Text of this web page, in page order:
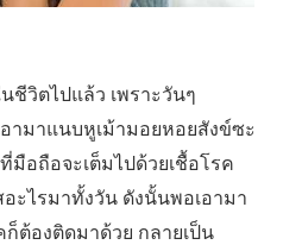
ชีวิตไปแล้ว เพราะวันๆ
ามาแนบหูเม้ามอยหอยสังข์ซะ
มือถือจะเต็มไปด้วยเชื้อโรค
ะไรมาทั้งวัน ดังนั้นพอเอามา
ต้องติดมาด้วย กลายเป็น